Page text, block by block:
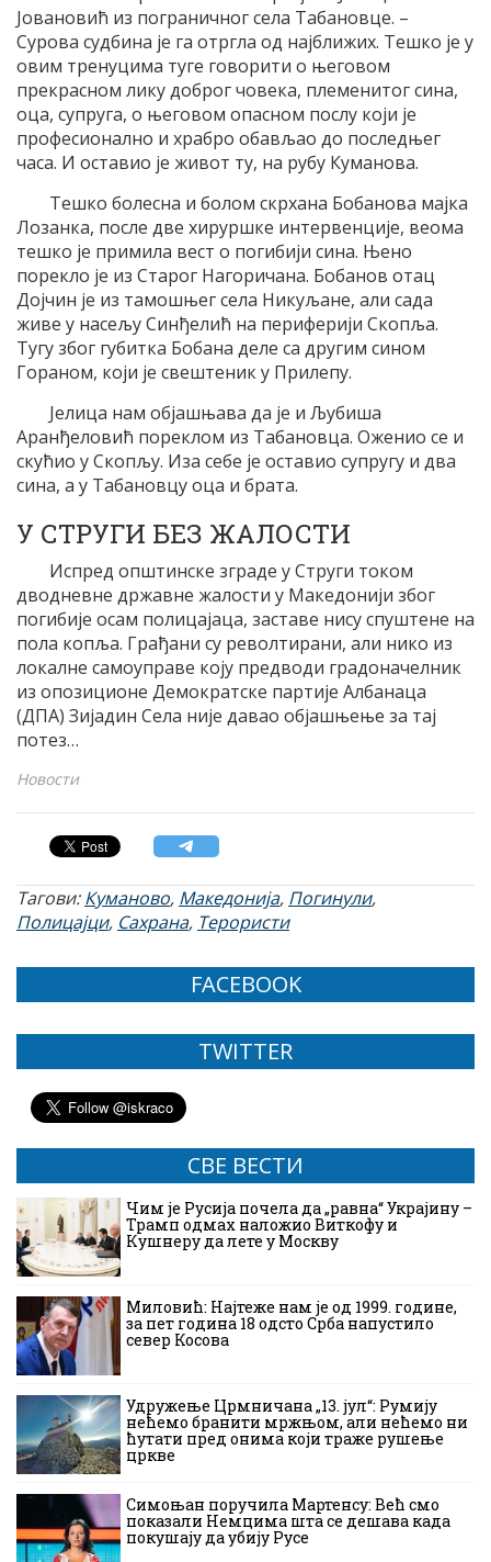
Јовановић из пограничног села Табановце. –
Сурова судбина је га отргла од најближих. Тешко је у
овим тренуцима туге говорити о његовом
прекрасном лику доброг човека, племенитог сина,
оца, супруга, о његовом опасном послу који је
професионално и храбро обављао до последњег
часа. И оставио је живот ту, на рубу Куманова.
Тешко болесна и болом скрхана Бобанова мајка
Лозанка, после две хируршке интервенције, веома
тешко је примила вест о погибији сина. Њено
порекло је из Старог Нагоричана. Бобанов отац
Дојчин је из тамошњег села Никуљане, али сада
живе у насељу Синђелић на периферији Скопља.
Тугу због губитка Бобана деле са другим сином
Гораном, који је свештеник у Прилепу.
Јелица нам објашњава да је и Љубиша
Аранђеловић пореклом из Табановца. Оженио се и
скућио у Скопљу. Иза себе је оставио супругу и два
сина, а у Табановцу оца и брата.
У СТРУГИ БЕЗ ЖАЛОСТИ
Испред општинске зграде у Струги током
дводневне државне жалости у Македонији због
погибије осам полицајаца, заставе нису спуштене на
пола копља. Грађани су револтирани, али нико из
локалне самоуправе коју предводи градоначелник
из опозиционе Демократске партије Албанаца
(ДПА) Зијадин Села није давао објашњење за тај
потез…
Новости
Тагови:Куманово, Македонија, Погинули,
Полицајци, Сахрана, Терористи
FACEBOOK
TWITTER
СВЕ ВЕСТИ
Чим је Русија почела да „равна“ Украјину –
Трамп одмах наложио Виткофу и
Кушнеру да лете у Москву
Миловић: Најтеже нам је од 1999. године,
за пет година 18 одсто Срба напустило
север Косова
Удружење Црмничана „13. јул“: Румију
нећемо бранити мржњом, али нећемо ни
ћутати пред онима који траже рушење
цркве
Симоњан поручила Мартенсу: Већ смо
показали Немцима шта се дешава када
покушају да убију Русе